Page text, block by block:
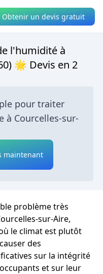
Obtenir un devis gratuit
l'humidité à
🌟 Devis en 2
pour traiter
à Courcelles-sur-
maintenant
problème très
sur-Aire,
le climat est plutôt
des
sur la intégrité
et sur leur